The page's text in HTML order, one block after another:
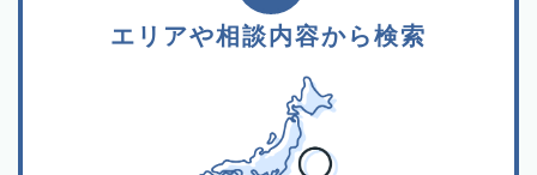
エリアや相談内容から検索